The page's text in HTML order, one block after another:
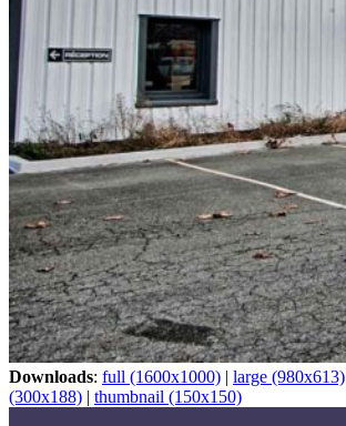
Downloads: full (1600x1000) | large (980x613)
(300x188) | thumbnail (150x150)